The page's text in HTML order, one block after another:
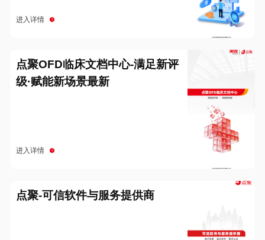
进入详情
点聚OFD临床文档中心-满足新评
级·赋能新场景最新
进入详情
点聚-可信软件与服务提供商